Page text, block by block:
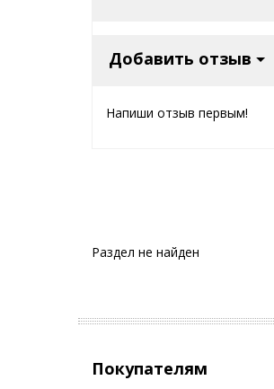
Добавить отзыв
Напиши отзыв первым!
Раздел не найден
Покупателям